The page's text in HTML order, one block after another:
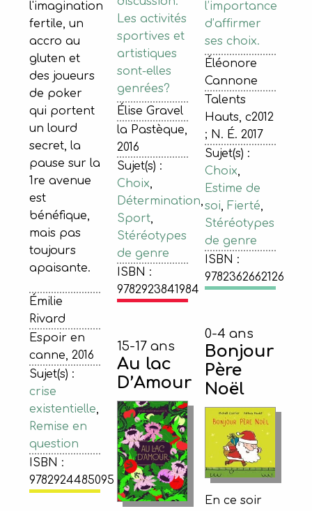
l'imagination
fertile, un
accro au
gluten et
des joueurs
de poker
qui portent
un lourd
secret, la
pause sur la
1re avenue
est
bénéfique,
mais pas
toujours
apaisante.
Émilie
Rivard
Espoir en
canne, 2016
Sujet(s) :
crise
existentielle,
Remise en
question
ISBN :
9782924485095
Les activités
sportives et
artistiques
sont-elles
genrées?
Élise Gravel
la Pastèque,
2016
Sujet(s) :
Choix,
Détermination,
Sport,
Stéréotypes
de genre
ISBN :
9782923841984
l’importance
d’affirmer
ses choix.
Éléonore
Cannone
Talents
Hauts, c2012
; N. É. 2017
Sujet(s) :
Choix,
Estime de
soi, Fierté,
Stéréotypes
de genre
ISBN :
9782362662126
15-17 ans
Au lac
D’Amour
0-4 ans
Bonjour
Père
Noël
En ce soir